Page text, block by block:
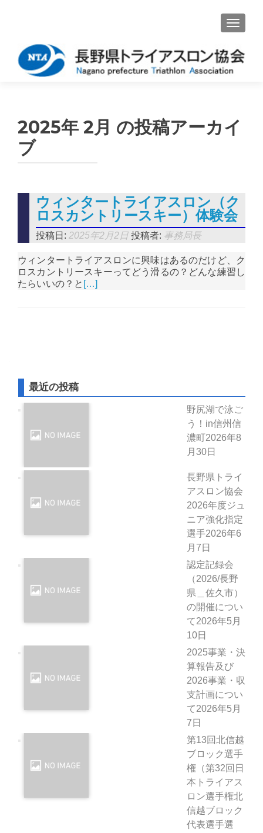
ナビゲ
2025年 2月 の投稿アーカイ
ブ
ウィンタートライアスロン（ク
ロスカントリースキー）体験会
投稿日:2025年2月2日 投稿者: 事務局長
ウィンタートライアスロンに興味はあるのだけど、ク
ロスカントリースキーってどう滑るの？どんな練習し
たらいいの？と […]
最近の投稿
野尻湖で泳ご
う！in信州信
濃町 2026年8
月30日
長野県トライ
アスロン協会
2026年度ジュ
ニア強化指定
選手2026年6
月7日
認定記録会
（2026/長野
県＿佐久市）
の開催につい
て2026年5月
10日
2025事業・決
算報告及び
2026事業・収
支計画につい
て2026年5月
7日
第13回北信越
ブロック選手
権（第32回日
本トライアス
ロン選手権北
信越ブロック
代表選手選